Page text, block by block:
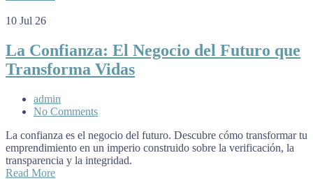
10 Jul 26
La Confianza: El Negocio del Futuro que
Transforma Vidas
admin
No Comments
La confianza es el negocio del futuro. Descubre cómo transformar tu
emprendimiento en un imperio construido sobre la verificación, la
transparencia y la integridad.
Read More